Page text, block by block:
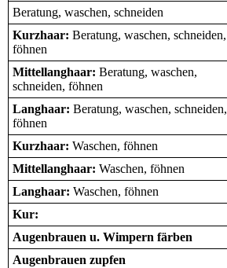
Beratung, waschen, schneiden
Kurzhaar: Beratung, waschen, schneiden,
föhnen
Mittellanghaar: Beratung, waschen,
schneiden, föhnen
Langhaar: Beratung, waschen, schneiden,
föhnen
Kurzhaar: Waschen, föhnen
Mittellanghaar: Waschen, föhnen
Langhaar: Waschen, föhnen
Kur:
Augenbrauen u. Wimpern färben
Augenbrauen zupfen